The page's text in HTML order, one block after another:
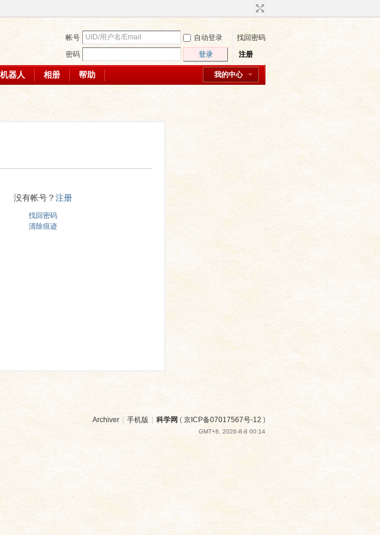
帐号 自动登录
找回密码
密码
登录 注册
我的中心
器人 相册 帮助
没有帐号？注册
找回密码
清除痕迹
Archiver | 手机版 | 科学网 ( 京ICP备07017567号-12 )
GMT+8, 2026-8-8 00:14